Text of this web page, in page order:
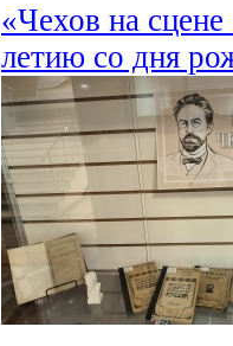
«Чехов на
летию со дня